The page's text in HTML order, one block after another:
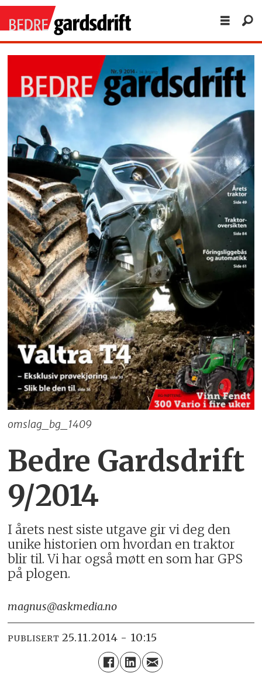
omslag_bg_1409
Bedre Gardsdrift
9/2014
I årets nest siste utgave gir vi deg den
unike historien om hvordan en traktor
blir til. Vi har også møtt en som har GPS
på plogen.
magnus@askmedia.no
PUBLISERT 25.11.2014 - 10:15